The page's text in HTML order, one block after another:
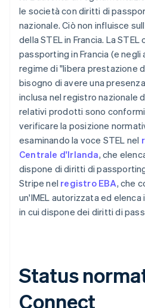
le società con diritti di
nazionale. Ciò non influisce
della STEL in Francia. La
passporting in Francia (e
regime di "libera prestazione
bisogno di avere una
inclusa nel registro nazionale
relativi prodotti sono conformi
verificare la posizione
esaminando la voce STEL nel
Centrale d'Irlanda, che
dispone di diritti di
Stripe nel registro EBA, che
un'IMEL autorizzata ed elenca
in cui dispone dei diritti di
Status
Connect